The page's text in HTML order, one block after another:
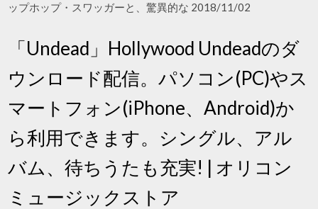
ップホップ・スワッガーと、驚異的な 2018/11/02
「Undead」Hollywood Undeadのダ
ウンロード配信。パソコン(PC)やス
マートフォン(iPhone、Android)か
ら利用できます。シングル、アル
バム、待ちうたも充実! | オリコン
ミュージックストア